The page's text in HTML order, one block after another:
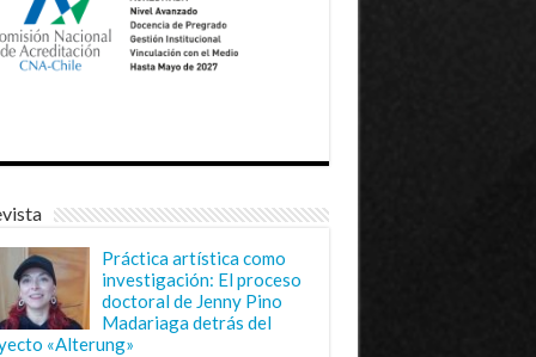
Práctica artística como
investigación: El proceso
doctoral de Jenny Pino
Madariaga detrás del
«Alterung»